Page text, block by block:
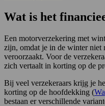
Wat is het
Een motorverzekering met
zijn, omdat je in de winter niet
veroorzaakt. Voor de
zich vertaalt in korting op de
Bij veel verzekeraars krijg je
korting op de hoofdekking (Wa
bestaan er verschillende